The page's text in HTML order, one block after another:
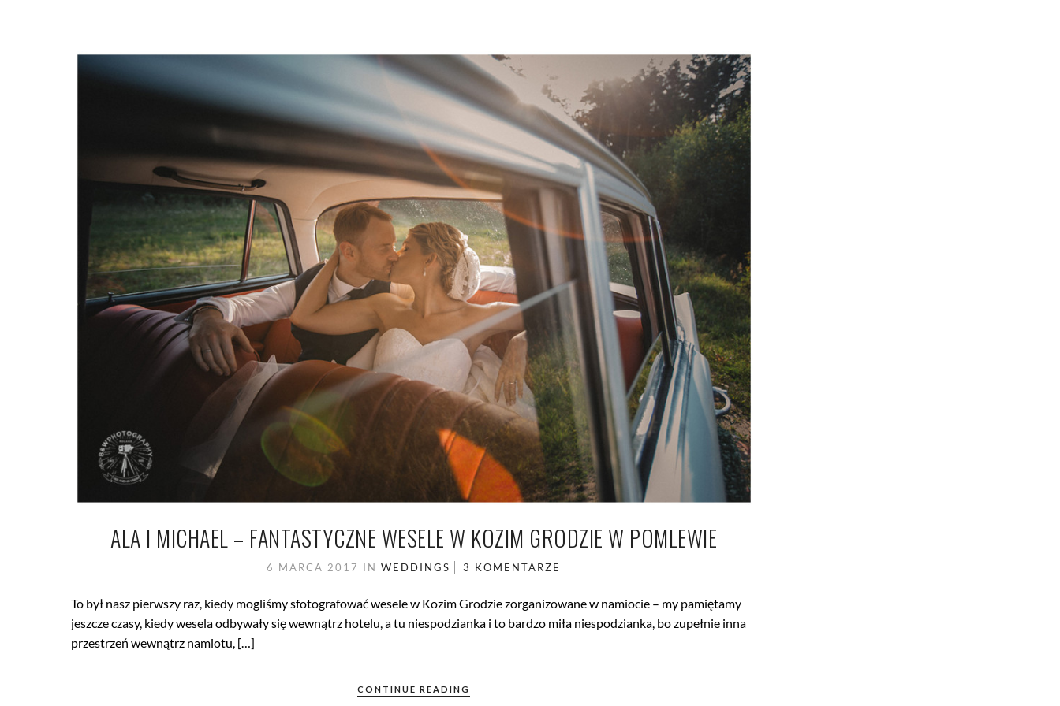
ALA I MICHAEL – FANTASTYCZNE WESELE W KOZIM GRODZIE W POMLEWIE
6 MARCA 2017 INWEDDINGS 3 KOMENTARZE
To był nasz pierwszy raz, kiedy mogliśmy sfotografować wesele w Kozim Grodzie zorganizowane w namiocie – my pamiętamy
jeszcze czasy, kiedy wesela odbywały się wewnątrz hotelu, a tu niespodzianka i to bardzo miła niespodzianka, bo zupełnie inna
przestrzeń wewnątrz namiotu, […]
CONTINUE READING